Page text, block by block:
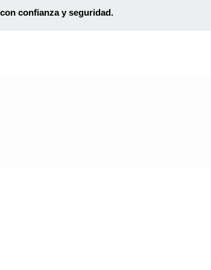
confianza y seguridad.